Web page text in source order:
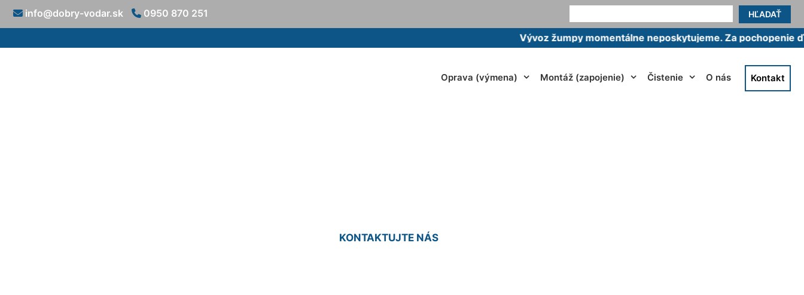
HĽADAŤ
info@dobry-vodar.sk 0950 870 251
Vývoz žumpy momentálne neposkytujeme. Za pochopenie
Oprava (výmena) Montáž (zapojenie) Čistenie O nás Kontakt
KONTAKTUJTE NÁS